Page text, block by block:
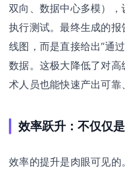
双向、数据中心多模）
执行测试。最终生成的
线图，而是直接给出“通
数据。这极大降低了对
术人员也能快速产出可靠
效率跃升：不仅仅
效率的提升是肉眼可见